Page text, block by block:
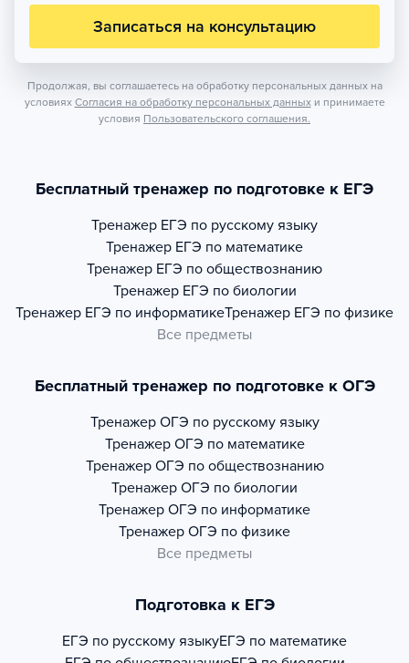
Записаться на консультацию
Продолжая, вы соглашаетесь на обработку персональных данных на
условиях Согласия на обработку персональных данных и принимаете
условия Пользовательского соглашения.
Бесплатный тренажер по подготовке к ЕГЭ
Тренажер ЕГЭ по русскому языку
Тренажер ЕГЭ по математике
Тренажер ЕГЭ по обществознанию
Тренажер ЕГЭ по биологии
Тренажер ЕГЭ по информатикеТренажер ЕГЭ по физике
Все предметы
Бесплатный тренажер по подготовке к ОГЭ
Тренажер ОГЭ по русскому языку
Тренажер ОГЭ по математике
Тренажер ОГЭ по обществознанию
Тренажер ОГЭ по биологии
Тренажер ОГЭ по информатике
Тренажер ОГЭ по физике
Все предметы
Подготовка к ЕГЭ
ЕГЭ по русскому языкуЕГЭ по математике